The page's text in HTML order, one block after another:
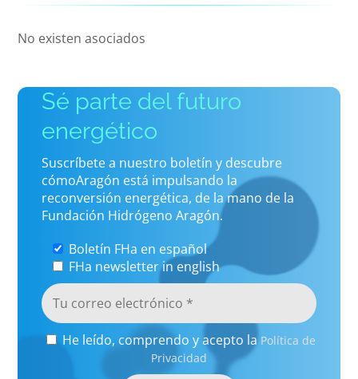
No existen asociados
Sé parte del futuro
energético
Suscríbete a nuestro boletín y descubre
cómoAragón está impulsando la
reconversión energética, de la mano de la
Fundación Hidrógeno Aragón.
Boletín FHa en español
FHa newsletter in english
He leído, comprendo y acepto la Política de
Privacidad